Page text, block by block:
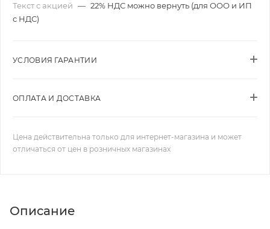
Текст с акцией — 22% НДС можно вернуть (для ООО и ИП
с НДС)
УСЛОВИЯ ГАРАНТИИ
ОПЛАТА И ДОСТАВКА
Цена действительна только для интернет-магазина и может
отличаться от цен в розничных магазинах
Описание